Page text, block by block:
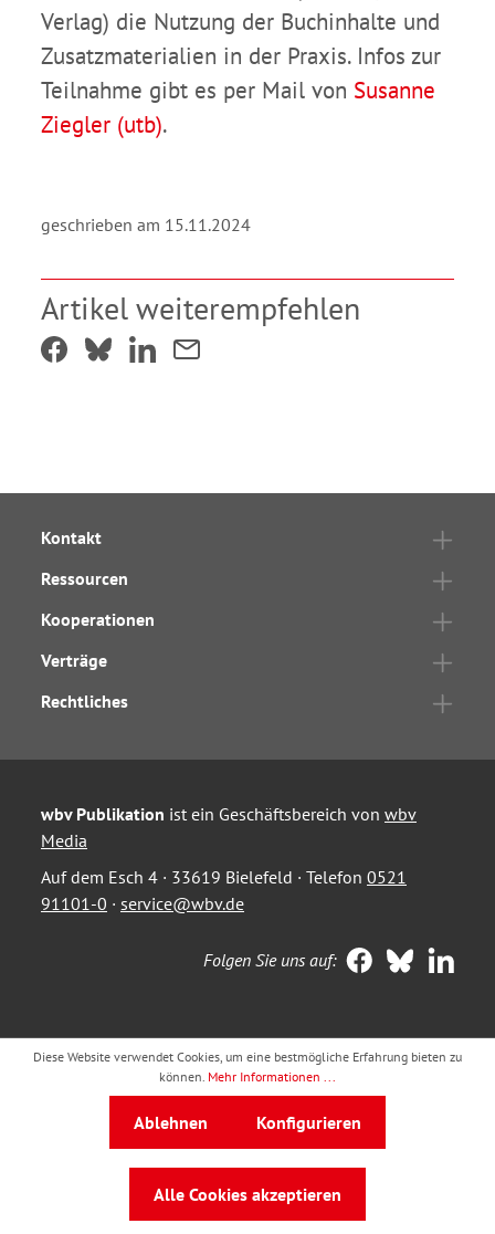
Verlag) die Nutzung der Buchinhalte und
Zusatzmaterialien in der Praxis. Infos zur
Teilnahme gibt es per Mail von Susanne
Ziegler (utb).
geschrieben am 15.11.2024
Artikel weiterempfehlen
Kontakt
Ressourcen
Kooperationen
Verträge
Rechtliches
wbv Publikation ist ein Geschäftsbereich von wbv
Media
Auf dem Esch 4 · 33619 Bielefeld · Telefon 0521
91101-0 · service@wbv.de
Folgen Sie uns auf:
Diese Website verwendet Cookies, um eine bestmögliche Erfahrung bieten zu
können. Mehr Informationen ...
Ablehnen Konfigurieren
Alle Cookies akzeptieren